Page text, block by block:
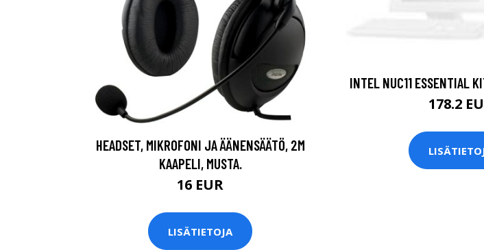
HEADSET, MIKROFONI JA ÄÄNENSÄÄTÖ, 2M
KAAPELI, MUSTA.
16 EUR
LISÄTIETOJA
INTEL NUC11 ESSENTIAL
178.2